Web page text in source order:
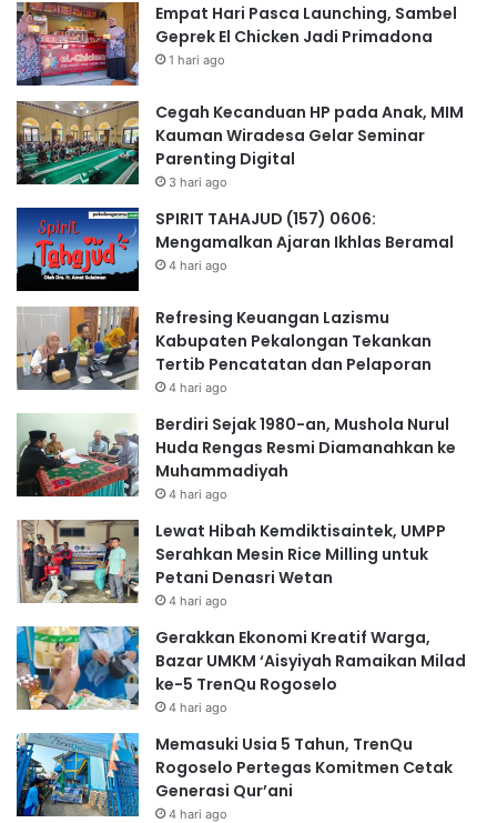
Empat Hari Pasca Launching, Sambel
Geprek El Chicken Jadi Primadona
1 hari ago
Cegah Kecanduan HP pada Anak, MIM
Kauman Wiradesa Gelar Seminar
Parenting Digital
3 hari ago
SPIRIT TAHAJUD (157) 0606:
Mengamalkan Ajaran Ikhlas Beramal
4 hari ago
Refresing Keuangan Lazismu
Kabupaten Pekalongan Tekankan
Tertib Pencatatan dan Pelaporan
4 hari ago
Berdiri Sejak 1980-an, Mushola Nurul
Huda Rengas Resmi Diamanahkan ke
Muhammadiyah
4 hari ago
Lewat Hibah Kemdiktisaintek, UMPP
Serahkan Mesin Rice Milling untuk
Petani Denasri Wetan
4 hari ago
Gerakkan Ekonomi Kreatif Warga,
Bazar UMKM ‘Aisyiyah Ramaikan Milad
ke-5 TrenQu Rogoselo
4 hari ago
Memasuki Usia 5 Tahun, TrenQu
Rogoselo Pertegas Komitmen Cetak
Generasi Qur’ani
4 hari ago